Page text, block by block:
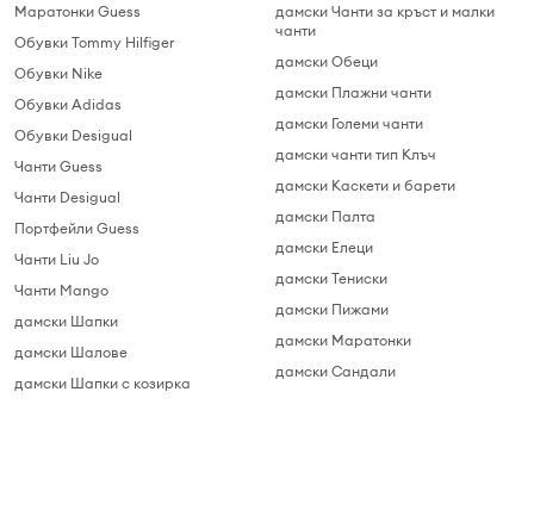
Маратонки Guess
Обувки Tommy Hilfiger
Обувки Nike
Обувки Adidas
Обувки Desigual
Чанти Guess
Чанти Desigual
Портфейли Guess
Чанти Liu Jo
Чанти Mango
дамски Шапки
дамски Шалове
дамски Шапки с козирка
дамски Чанти за кръст и малки
чанти
дамски Обеци
дамски Плажни чанти
дамски Големи чанти
дамски чанти тип Клъч
дамски Каскети и барети
дамски Палта
дамски Елеци
дамски Тениски
дамски Пижами
дамски Маратонки
дамски Сандали